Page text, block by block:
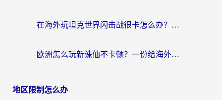
在海外玩坦克世界闪击战很卡怎么办？老玩家亲测有效的加速器选择指南
欧洲怎么玩新诛仙不卡顿？一份给海外游子的国服游戏畅玩指南
地区限制怎么办